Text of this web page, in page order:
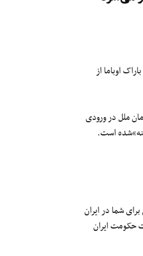
اوباما از
ملل در ورودی
است.
شما در ایران
حکومت ایران